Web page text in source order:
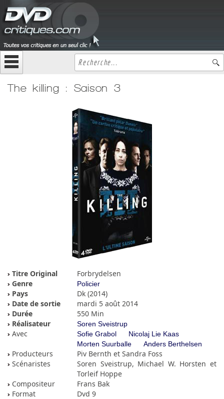
The killing : Saison 3
Titre Original
Forbrydelsen
Genre
Policier
Pays
Dk (2014)
Date de sortie
mardi 5 août 2014
Durée
550 Min
Réalisateur
Soren Sveistrup
Avec Sofie Grabol
Nicolaj Lie Kaas
Morten Suurballe
Anders Berthelsen
Producteurs
Piv Bernth et Sandra Foss
Scénaristes
Soren Sveistrup, Michael W. Horsten et
Torleif Hoppe
Compositeur
Frans Bak
Format
Dvd 9